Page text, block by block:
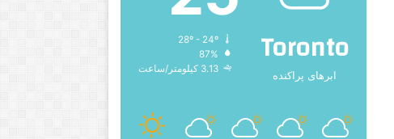
Toronto
ابرهای پراکنده
87%
3.13 کیلومتر/ساعت